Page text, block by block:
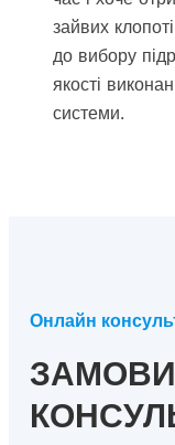
зайвих
до вибору
якості
системи.
Онлайн